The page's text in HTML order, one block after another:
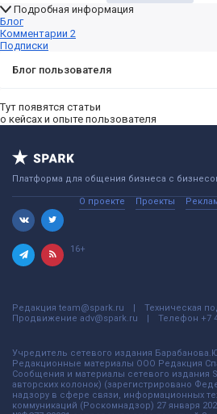
Подробная информация
Блог
Комментарии 2
Подписки
Блог пользователя
Тут появятся статьи
о кейсах и опыте пользователя
Платформа для общения бизнеса с
О проекте Проекты
16+
Редакция team@spark.ru Техническая
Продвижение adv@spark.ru Телефон +7
Учредитель сетевого издания
Редакционные материалы ООО Редакция
Сообщения и материалы сетевого издания
авторских колонок) (зарегистрировано
надзору в сфере связи, информационных
коммуникаций (Роскомнадзор) 27 января